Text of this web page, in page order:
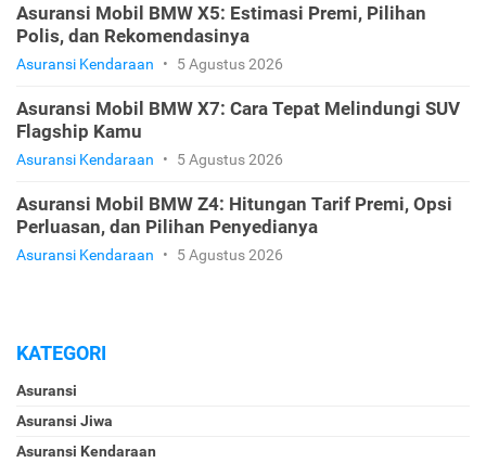
Asuransi Mobil BMW X5: Estimasi Premi, Pilihan
Polis, dan Rekomendasinya
Asuransi Kendaraan • 5 Agustus 2026
Asuransi Mobil BMW X7: Cara Tepat Melindungi SUV
Flagship Kamu
Asuransi Kendaraan • 5 Agustus 2026
Asuransi Mobil BMW Z4: Hitungan Tarif Premi, Opsi
Perluasan, dan Pilihan Penyedianya
Asuransi Kendaraan • 5 Agustus 2026
KATEGORI
Asuransi
Asuransi Jiwa
Asuransi Kendaraan